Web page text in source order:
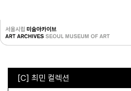
[C] 최민 컬렉션